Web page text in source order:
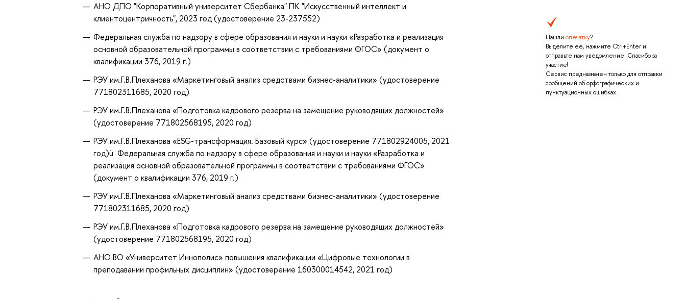
Нашли опечатку?
Выделите её, нажмите Ctrl+Enter и
отправьте нам уведомление. Спасибо за
участие!
Сервис предназначен только для отправки
сообщений об орфографических и
пунктуационных ошибках.
АНО ДПО "Корпоративный университет Сбербанка" ПК "Искусственный интеллект и
клиентоцентричность", 2023 год (удостоверение 23-237552)
Федеральная служба по надзору в сфере образования и науки и науки «Разработка и реализация
основной образовательной программы в соответствии с требованиями ФГОС» (документ о
квалификации 376, 2019 г.)
РЭУ им.Г.В.Плеханова «Маркетинговый анализ средствами бизнес-аналитики» (удостоверение
771802311685, 2020 год)
РЭУ им.Г.В.Плеханова «Подготовка кадрового резерва на замещение руководящих должностей»
(удостоверение 771802568195, 2020 год)
РЭУ им.Г.В.Плеханова «ESG-трансформация. Базовый курс» (удостоверение 771802924005, 2021
год)ü Федеральная служба по надзору в сфере образования и науки и науки «Разработка и
реализация основной образовательной программы в соответствии с требованиями ФГОС»
(документ о квалификации 376, 2019 г.)
РЭУ им.Г.В.Плеханова «Маркетинговый анализ средствами бизнес-аналитики» (удостоверение
771802311685, 2020 год)
РЭУ им.Г.В.Плеханова «Подготовка кадрового резерва на замещение руководящих должностей»
(удостоверение 771802568195, 2020 год)
АНО ВО «Университет Иннополис» повышения квалификации «Цифровые технологии в
преподавании профильных дисциплин» (удостоверение 160300014542, 2021 год)